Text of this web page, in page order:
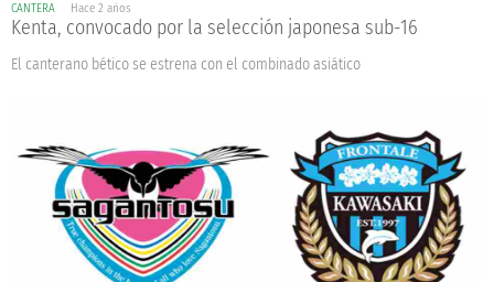
CANTERA Hace 2 años
Kenta, convocado por la selección japonesa sub-16
El canterano bético se estrena con el combinado asiático